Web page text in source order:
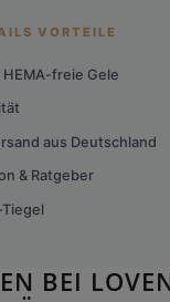
VORTEILE
freie Gele
aus Deutschland
& Ratgeber
BEI